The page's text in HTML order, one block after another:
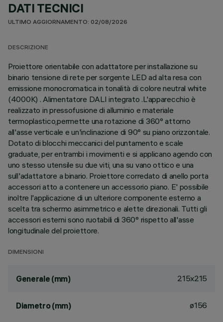
DATI TECNICI
ULTIMO AGGIORNAMENTO: 02/08/2026
DESCRIZIONE
Proiettore orientabile con adattatore per installazione su
binario tensione di rete per sorgente LED ad alta resa con
emissione monocromatica in tonalità di colore neutral white
(4000K) . Alimentatore DALI integrato .L'apparecchio è
realizzato in pressofusione di alluminio e materiale
termoplastico,permette una rotazione di 360° attorno
all'asse verticale e un'inclinazione di 90° su piano orizzontale.
Dotato di blocchi meccanici del puntamento e scale
graduate, per entrambi i movimenti e si applicano agendo con
uno stesso utensile su due viti, una su vano ottico e una
sull'adattatore a binario. Proiettore corredato di anello porta
accessori atto a contenere un accessorio piano. E' possibile
inoltre l'applicazione di un ulteriore componente esterno a
scelta tra schermo asimmetrico e alette direzionali. Tutti gli
accessori esterni sono ruotabili di 360° rispetto all'asse
longitudinale del proiettore.
DIMENSIONI
Generale (mm) 215x215
Diametro (mm) ø156